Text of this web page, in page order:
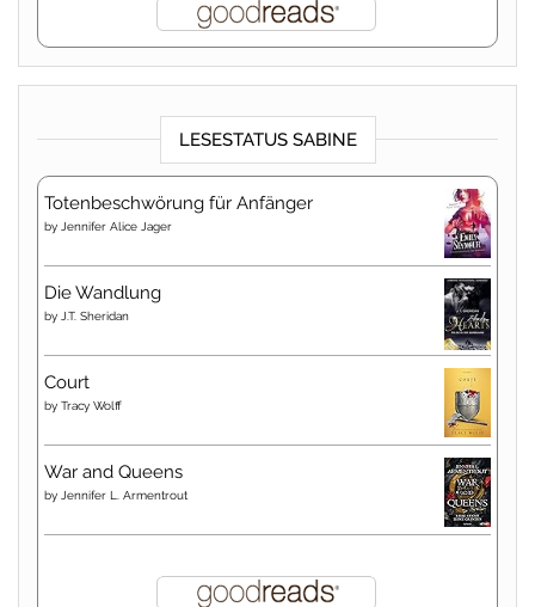
LESESTATUS SABINE
Totenbeschwörung für Anfänger
by Jennifer Alice Jager
Die Wandlung
by J.T. Sheridan
Court
by Tracy Wolff
War and Queens
by Jennifer L. Armentrout